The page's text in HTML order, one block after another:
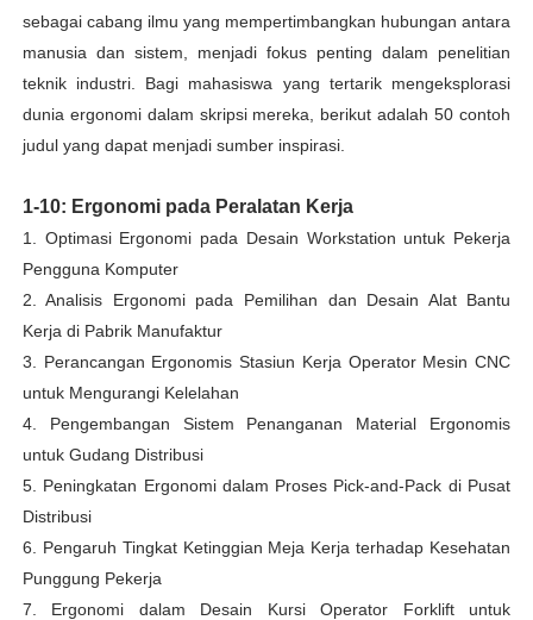
sebagai cabang ilmu yang mempertimbangkan hubungan antara
manusia dan sistem, menjadi fokus penting dalam penelitian
teknik industri. Bagi mahasiswa yang tertarik mengeksplorasi
dunia ergonomi dalam skripsi mereka, berikut adalah 50 contoh
judul yang dapat menjadi sumber inspirasi.
1-10: Ergonomi pada Peralatan Kerja
1. Optimasi Ergonomi pada Desain Workstation untuk Pekerja
Pengguna Komputer
2. Analisis Ergonomi pada Pemilihan dan Desain Alat Bantu
Kerja di Pabrik Manufaktur
3. Perancangan Ergonomis Stasiun Kerja Operator Mesin CNC
untuk Mengurangi Kelelahan
4. Pengembangan Sistem Penanganan Material Ergonomis
untuk Gudang Distribusi
5. Peningkatan Ergonomi dalam Proses Pick-and-Pack di Pusat
Distribusi
6. Pengaruh Tingkat Ketinggian Meja Kerja terhadap Kesehatan
Punggung Pekerja
7. Ergonomi dalam Desain Kursi Operator Forklift untuk